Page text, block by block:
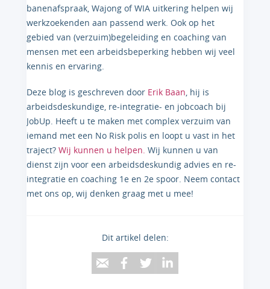
banenafspraak, Wajong of WIA uitkering helpen wij
werkzoekenden aan passend werk. Ook op het
gebied van (verzuim)begeleiding en coaching van
mensen met een arbeidsbeperking hebben wij veel
kennis en ervaring.
Deze blog is geschreven door Erik Baan , hij is
arbeidsdeskundige, re-integratie- en jobcoach bij
JobUp. Heeft u te maken met complex verzuim van
iemand met een No Risk polis en loopt u vast in het
traject? Wij kunnen u helpen. Wij kunnen u van
dienst zijn voor een arbeidsdeskundig advies en re-
integratie en coaching 1e en 2e spoor. Neem contact
met ons op, wij denken graag met u mee!
Dit artikel delen: